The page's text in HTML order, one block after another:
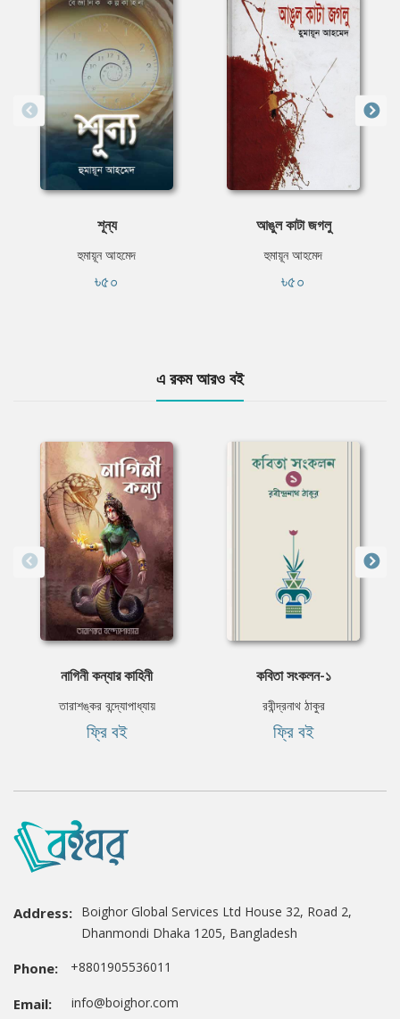
শূন্য
হুমায়ূন আহমেদ
৳৫০
আঙুল কাটা জগলু
হুমায়ূন আহমেদ
৳৫০
এ রকম আরও বই
নাগিনী কন্যার কাহিনী
তারাশঙ্কর বন্দ্যোপাধ্যায়
ফ্রি বই
কবিতা সংকলন-১
রবীন্দ্রনাথ ঠাকুর
ফ্রি বই
Address: Boighor Global Services Ltd House 32, Road 2,
Dhanmondi Dhaka 1205, Bangladesh
Phone: +8801905536011
Email: info@boighor.com